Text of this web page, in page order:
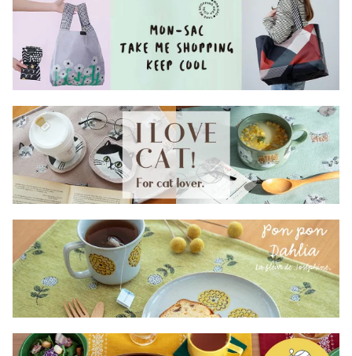
16.5cm ポリエステル ス
カーフ着脱 ビスク
etendue CDFエタンデュ
ジ対応 CDF etendue CD
Fエタンデュ ビスク